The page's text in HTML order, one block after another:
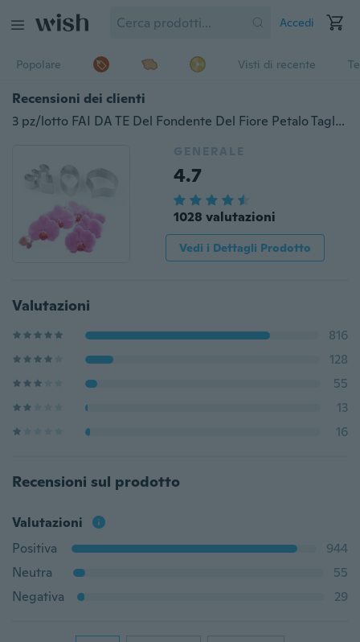
Accedi
Popolare Visti di recente
Recensioni dei clienti
3 pz/lotto FAI DA TE Del Fondente Del Fiore Petalo Taglierina Della Torta Phalaenopsis Falena Orchidea Torte In Acciaio Strumenti di Decorazione di Una Torta Della Muffa
GENERALE
4.7
1028 valutazioni
Vedi i Dettagli Prodotto
Valutazioni
816
128
55
13
16
Recensioni sul prodotto
Valutazioni
Positiva
944
Neutra
55
Negativa
29